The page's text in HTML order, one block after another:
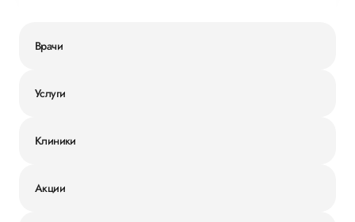
Врачи
Услуги
Клиники
Акции